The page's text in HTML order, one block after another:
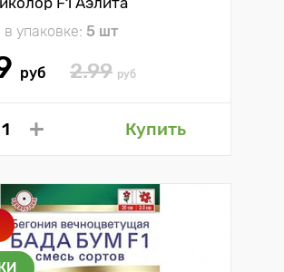
упаковке: 5 шт
руб 2.99 руб
Купить